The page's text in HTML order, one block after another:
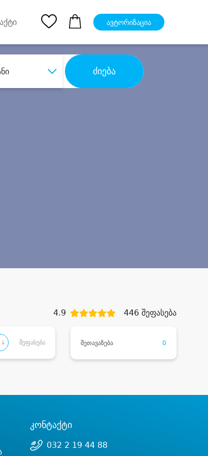
ავტორიზაცია
ძიება
4.9 446 შეფასება
შეფასება შეთავაზება 0
კონტაქტი
032 2 19 44 88